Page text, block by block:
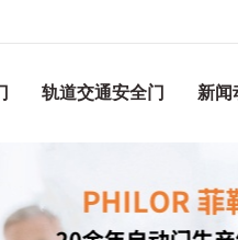
轨道交通安全门 新闻